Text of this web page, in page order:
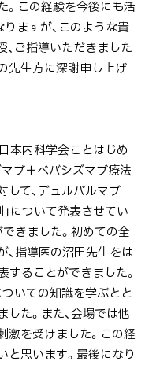
。この経験を今後にも活
ますが、このような貴
ご指導いただきました
先生方に深謝申し上げ
日本内科学会ことはじめ
ブ＋ベバシズマブ療法
て、デュルバルマブ
について発表させてい
きました。初めての全
指導医の沼田先生をは
することができました。
いての知識を学ぶとと
た。また、会場では他
激を受けました。この経
思います。最後になり